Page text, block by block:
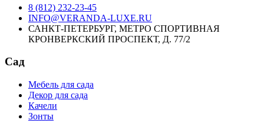
8 (812) 232-23-45
INFO@VERANDA-LUXE.RU
САНКТ-ПЕТЕРБУРГ, МЕТРО СПОРТИВНАЯ
КРОНВЕРКСКИЙ ПРОСПЕКТ, Д. 77/2
Сад
Мебель для сада
Декор для сада
Качели
Зонты